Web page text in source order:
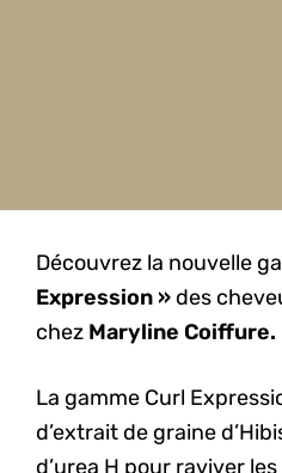
Découvrez la nouvelle
Expression »des
chez Maryline Coiffure.
La gamme Curl
d’extrait de graine
d’urea H pour raviver